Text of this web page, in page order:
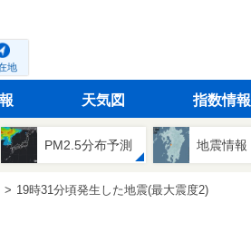
地
天気図 指数情報
PM2.5分布予測 地震情報
19時31分頃発生した地震(最大震度2)